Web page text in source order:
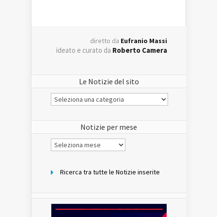
diretto da Eufranio Massi
ideato e curato da Roberto Camera
Le Notizie del sito
Le
Notizie
Notizie per mese
Notizie
per
Ricerca tra tutte le Notizie inserite